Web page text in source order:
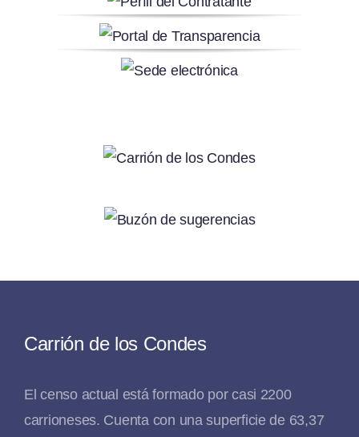
Carrión de los Condes
El censo actual está formado por casi 2200
carrioneses. Cuenta con una superficie de 63,37